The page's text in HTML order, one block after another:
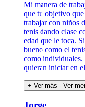
Mi manera de
que tu objetivo que
trabajar con niños
tenis dando clase
edad que le toca.
bueno como el
como individuales.
quieran iniciar en
+ Ver más - Ver